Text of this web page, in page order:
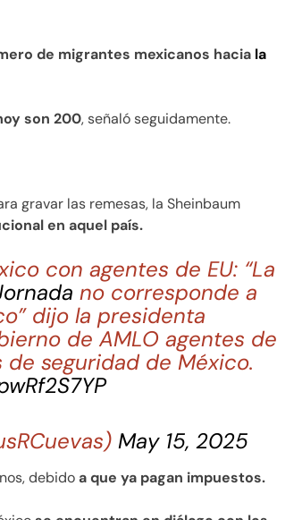
de migrantes mexicanos hacia la
son 200, señaló seguidamente.
gravar las remesas, la Sheinbaum
en aquel país.
con agentes de EU: “La
no corresponde a
dijo la presidenta
de AMLO agentes de
seguridad de México.
May 15, 2025
debidoa que ya pagan impuestos.